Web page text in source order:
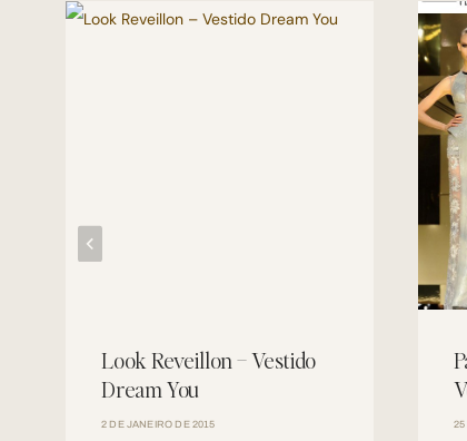
Look Reveillon – Vestido
Dream You
2 DE JANEIRO DE 2015 25